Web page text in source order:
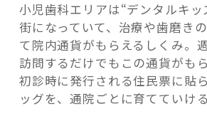
小児歯科エリアは“デンタルキッ
街になっていて、治療や歯磨き
て院内通貨がもらえるしくみ。
訪問するだけでもこの通貨がも
初診時に発行される住民票に貼
ッグを、通院ごとに育てていけ